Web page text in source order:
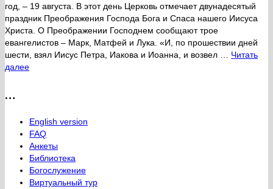
год, – 19 августа. В этот день Церковь отмечает двунадесятый
праздник Преображения Господа Бога и Спаса нашего Иисуса
Христа. О Преображении Господнем сообщают трое
евангелистов – Марк, Матфей и Лука. «И, по прошествии дней
шести, взял Иисус Петра, Иакова и Иоанна, и возвел … Читать
далее
…
English version
FAQ
Анкеты
Библиотека
Богослужение
Виртуальный тур